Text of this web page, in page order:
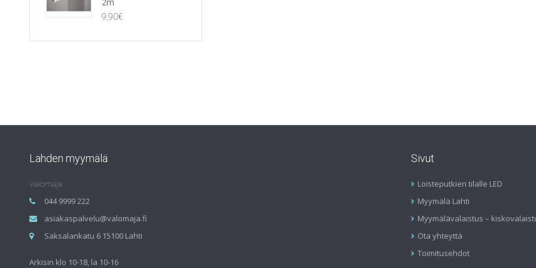
9,90€
Lahden myymälä
Valomaja
044 9999 222
asiakaspalvelu@valomaja.fi
Saksalankatu 6 15100 Lahti
Arkisin klo 10-18, la 10-16
Sivut
Loisteputkien tilalle LED
Myymälä Lahti
Myymälävalaistus –
Ota yhteyttä
Toimitusehdot